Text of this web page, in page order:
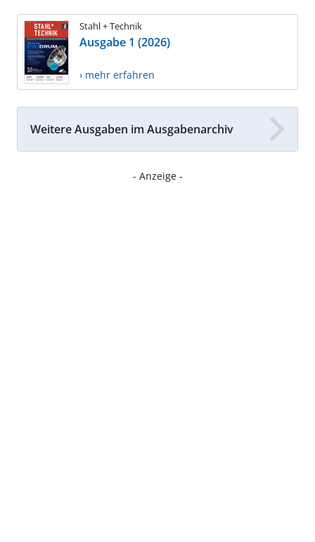
Stahl + Technik
Ausgabe 1 (2026)
› mehr erfahren
Weitere Ausgaben im Ausgabenarchiv
- Anzeige -